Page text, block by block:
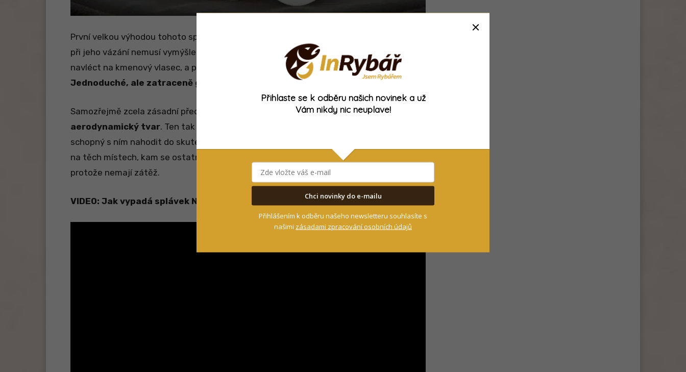
První velkou výhodou tohoto splávku od anglické značky
při jeho vázání nemusí vymýšlet žádné „převratné vychytávky“. Ne, splávek prostě stačí
navléct na kmenový vlasec, a pod něj pak připevnit návazec o požadované délce.
Jednoduché, ale zatraceně geniální!
Samozřejmě zcela zásadní předností tohoto splávku je to, že mávynikající
aerodynamický tvar. Ten tak zásadním způsobem přispívá k tomu, že rybář je
schopný s ním nahodit do skutečně velké vzdálenosti. Takže rybář může amury chytat i
na těch místech, kam se ostatní
s „klasickou mlaskačkou“ prostě nedostanou
protože nemají zátěž.
VIDEO: Jak vypadá splávek NASH Bolt Machines? Mrkněte na video
Přihlaste se k odběru našich novinek a už
Vám nikdy nic neuplave!
Chci novinky do e-mailu
Přihlášením k odběru našeho newsletteru souhlasíte s
našimi zásadami zpracování osobních údajů